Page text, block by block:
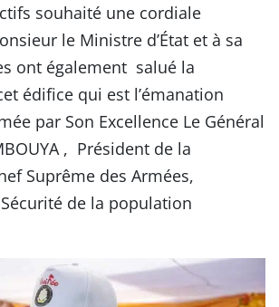
souhaité une cordiale
le Ministre d’État et à sa
ont également salué la
édifice qui est l’émanation
par Son Excellence Le Général
, Président de la
Suprême des Armées,
de la population